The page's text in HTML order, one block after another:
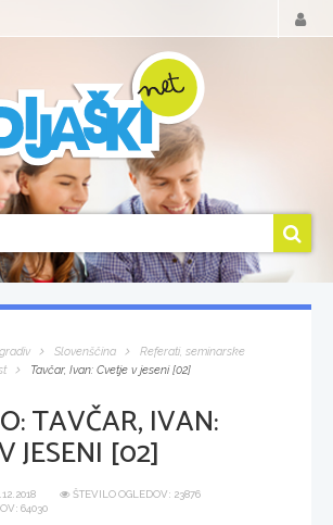
Slovenščina
Referati, seminarske
Tavčar, Ivan: Cvetje v jeseni [02]
TAVČAR, IVAN:
JESENI [02]
ŠTEVILO OGLEDOV: 23876
64030